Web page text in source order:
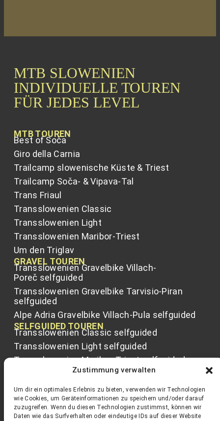
Zustimmung verwalten
Um dir ein optimales Erlebnis zu bieten, verwenden wir Technologien
wie Cookies, um Geräteinformationen zu speichern und/oder darauf
zuzugreifen. Wenn du diesen Technologien zustimmst, können wir
Daten wie das Surfverhalten oder eindeutige IDs auf dieser Website
MTB SLOWENIEN
INDIVIDUELLE TOUREN
FÜR JEDES LEVEL
MTB TOUREN
Best of Soča
Giro della Carnia
Trailcamp slowenische Küste & Triest
Trailcamp Soča- & Vipava-Tal
Trans Friaul
Transslowenien Classic
Transslowenien Light
Transslowenien Maribor-Triest
Um den Triglav
GRAVEL TOUREN
Transslowenien Gravelbike Villach-
Poreč selfguided
Transslowenien Gravelbike Tarvisio-Piran
selfguided
Alpe Adria Gravelbike Villach-Pula selfguided
SELFGUIDED TOUREN
Transslowenien Classic selfguided
Transslowenien Light selfguided
Transslowenien Maribor-Triest selfguided
Trans Friaul selfguided
Best of Soča selfguided
Um den Triglav selfguided